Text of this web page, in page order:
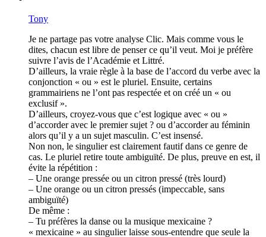
Tony
Je ne partage pas votre analyse Clic. Mais comme vous le
dites, chacun est libre de penser ce qu’il veut. Moi je préfère
suivre l’avis de l’Académie et Littré.
D’ailleurs, la vraie règle à la base de l’accord du verbe avec la
conjonction « ou » est le pluriel. Ensuite, certains
grammairiens ne l’ont pas respectée et on créé un « ou
exclusif ».
D’ailleurs, croyez-vous que c’est logique avec « ou »
d’accorder avec le premier sujet ? ou d’accorder au féminin
alors qu’il y a un sujet masculin. C’est insensé.
Non non, le singulier est clairement fautif dans ce genre de
cas. Le pluriel retire toute ambiguïté. De plus, preuve en est, il
évite la répétition :
– Une orange pressée ou un citron pressé (très lourd)
– Une orange ou un citron pressés (impeccable, sans
ambiguïté)
De même :
– Tu préfères la danse ou la musique mexicaine ?
« mexicaine » au singulier laisse sous-entendre que seule la